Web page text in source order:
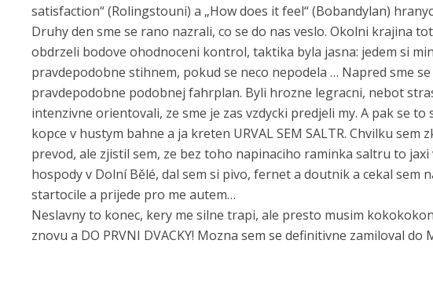
satisfaction“ (Rolingstouni) a „How does it feel“ (Bobandylan)
Druhy den sme se rano nazrali, co se do nas veslo. Okolni krajina
obdrzeli bodove ohodnoceni kontrol, taktika byla jasna: jedem si
pravdepodobne stihnem, pokud se neco nepodela … Napred sme
pravdepodobne podobnej fahrplan. Byli hrozne legracni, nebot
intenzivne orientovali, ze sme je zas vzdycki predjeli my. A pak se
kopce v hustym bahne a ja kreten URVAL SEM SALTR. Chvilku
prevod, ale zjistil sem, ze bez toho napinaciho raminka saltru to
hospody v Dolní Bělé, dal sem si pivo, fernet a doutnik a cekal
startocile a prijede pro me autem…
Neslavny to konec, kery me silne trapi, ale presto musim
znovu a DO PRVNI DVACKY! Mozna sem se definitivne zamiloval do